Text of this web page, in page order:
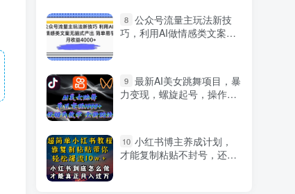
8 公众号流量主玩法新技
巧，利用AI做情感类文案无
9 最新AI美女跳舞项目，暴
力变现，螺旋起号，操作简
10 小红书博主养成计划，
才能复制粘贴不封号，还能